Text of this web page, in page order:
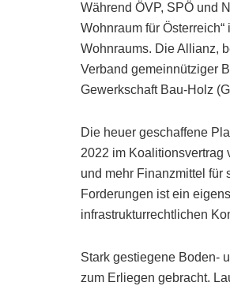
Während ÖVP, SPÖ und
Wohnraum für
Wohnraums. Die Allianz,
Verband gemeinnütziger
Gewerkschaft Bau-Holz
Die heuer geschaffene
2022 im Koalitionsvertrag
und mehr Finanzmittel für
Forderungen ist ein
infrastrukturrechtlichen
Stark gestiegene Boden-
zum Erliegen gebracht.